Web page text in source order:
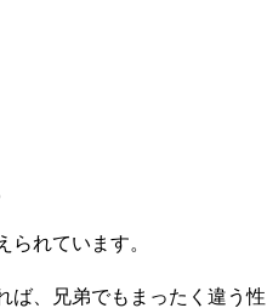
られています。
ば、兄弟でもまったく違う性